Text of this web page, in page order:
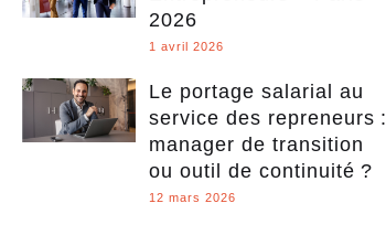
2026
1 avril 2026
Le portage salarial au
service des repreneurs :
manager de transition
ou outil de continuité ?
12 mars 2026